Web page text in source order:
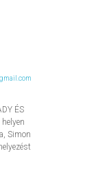
ÉS
Simon